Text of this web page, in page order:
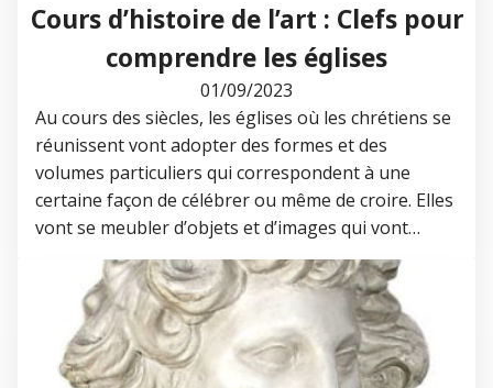
Cours d’histoire de l’art : Clefs pour
comprendre les églises
01/09/2023
Au cours des siècles, les églises où les chrétiens se
réunissent vont adopter des formes et des
volumes particuliers qui correspondent à une
certaine façon de célébrer ou même de croire. Elles
vont se meubler d’objets et d’images qui vont…